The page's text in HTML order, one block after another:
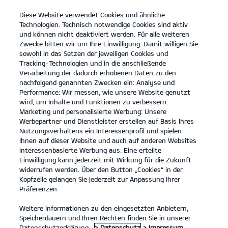
open
menu
Kia
KONTAKT
Der Kia Sportage.
Platz für alles, was Familie ausmacht.
MEHR ERFAHREN
Diese Website verwendet Cookies und ähnliche
Technologien. Technisch notwendige Cookies sind aktiv
und können nicht deaktiviert werden. Für alle weiteren
Zwecke bitten wir um Ihre Einwilligung. Damit willigen Sie
sowohl in das Setzen der jeweiligen Cookies und
Tracking-Technologien und in die anschließende
Verarbeitung der dadurch erhobenen Daten zu den
nachfolgend genannten Zwecken ein: Analyse und
Performance: Wir messen, wie unsere Website genutzt
wird, um Inhalte und Funktionen zu verbessern.
Marketing und personalisierte Werbung: Unsere
Werbepartner und Dienstleister erstellen auf Basis Ihres
Nutzungsverhaltens ein Interessenprofil und spielen
Ihnen auf dieser Website und auch auf anderen Websites
interessenbasierte Werbung aus. Eine erteilte
Einwilligung kann jederzeit mit Wirkung für die Zukunft
widerrufen werden. Über den Button „Cookies“ in der
Kopfzeile gelangen Sie jederzeit zur Anpassung Ihrer
Präferenzen.
Weitere Informationen zu den eingesetzten Anbietern,
Speicherdauern und Ihren Rechten finden Sie in unserer